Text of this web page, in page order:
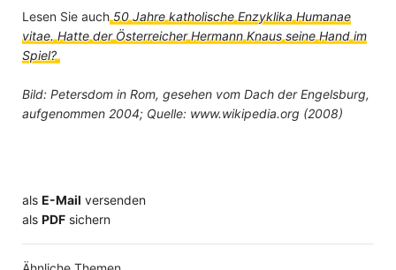
Lesen Sie auch50 Jahre katholische Enzyklika Humanae
vitae. Hatte der Österreicher Hermann Knaus seine Hand im
Spiel?
Bild: Petersdom in Rom, gesehen vom Dach der Engelsburg,
aufgenommen 2004; Quelle: www.wikipedia.org (2008)
als E-Mail versenden
​​​​​​​​​​​​​​​​​als PDF sichern